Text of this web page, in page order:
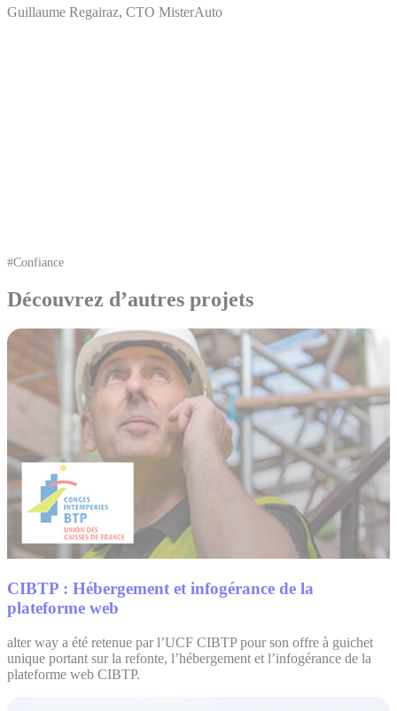
Guillaume Regairaz, CTO MisterAuto
#Confiance
Découvrez d’autres projets
CIBTP : Hébergement et infogérance de la
plateforme web
alter way a été retenue par l’UCF CIBTP pour son offre à guichet
unique portant sur la refonte, l’hébergement et l’infogérance de la
plateforme web CIBTP.